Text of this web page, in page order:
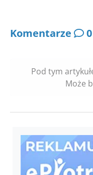
Komentarze 0
Pod tym
Może